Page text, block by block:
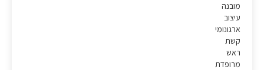
מובנה
עיצוב
ארגונומי
קשת
ראש
מרופדת